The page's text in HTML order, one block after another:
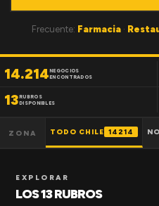
Frecuente: Farmacia ·
14.214NEGOCIOS
ENCONTRADOS
13RUBROS
DISPONIBLES
ZONA TODO CHILE 14214
EXPLORAR
LOS 13 RUBROS